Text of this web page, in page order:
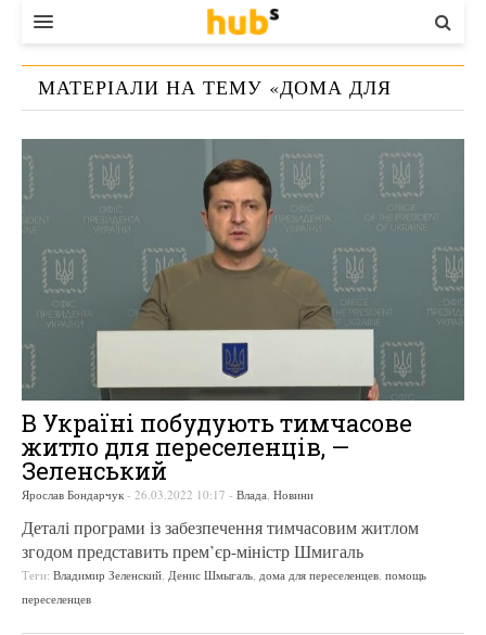
ВЛАДА
ЕКОНОМІКА
БІЗНЕС
СТАРТЕР
МАТЕРІАЛИ НА ТЕМУ «ДОМА ДЛЯ
В Україні побудують тимчасове
житло для переселенців, —
Зеленський
Ярослав Бондарчук - 26.03.2022 10:17 - Влада Новини
Деталі програми із забезпечення тимчасовим житлом
згодом представить прем’єр-міністр Шмигаль
Теги: Владимир Зеленский Денис Шмыгаль дома для переселенцев помощь
переселенцев